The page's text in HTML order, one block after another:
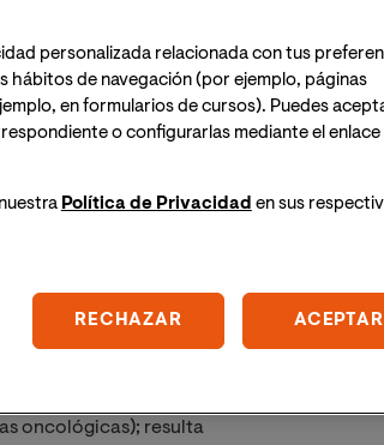
siguen
mortalidad por
oncológicas); resulta
edición del
VIU
personalizada relacionada con tus
hábitos de navegación (por ejemplo, páginas
en formularios de cursos). Puedes
o configurarlas mediante el enlace
Política de Privacidad en sus
RECHAZAR ACEPTAR